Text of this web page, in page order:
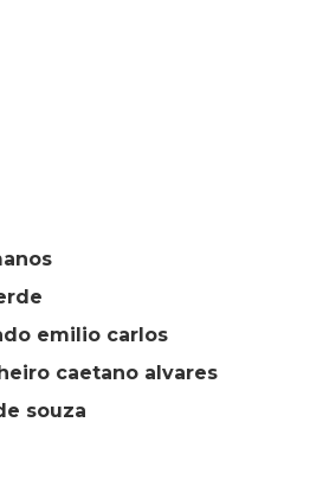
emilio carlos
caetano alvares
souza